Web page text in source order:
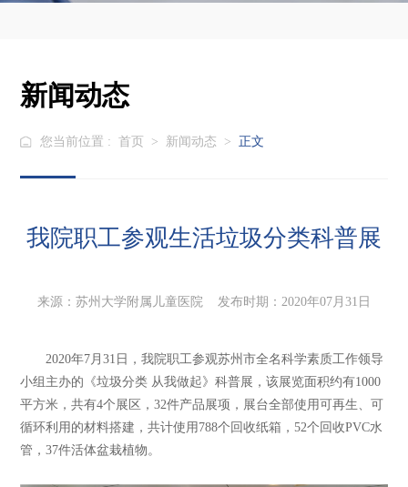
新闻动态
您当前位置 : 首页 > 新闻动态 > 正文
我院职工参观生活垃圾分类科普展
来源：苏州大学附属儿童医院 发布时期：2020年07月31日
2020年7月31日，我院职工参观苏州市全名科学素质工作领导
小组主办的《垃圾分类 从我做起》科普展，该展览面积约有1000
平方米，共有4个展区，32件产品展项，展台全部使用可再生、可
循环利用的材料搭建，共计使用788个回收纸箱，52个回收PVC水
管，37件活体盆栽植物。